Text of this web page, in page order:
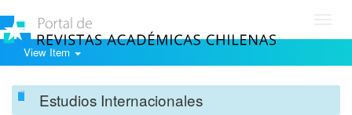
View Item
Estudios Internacionales